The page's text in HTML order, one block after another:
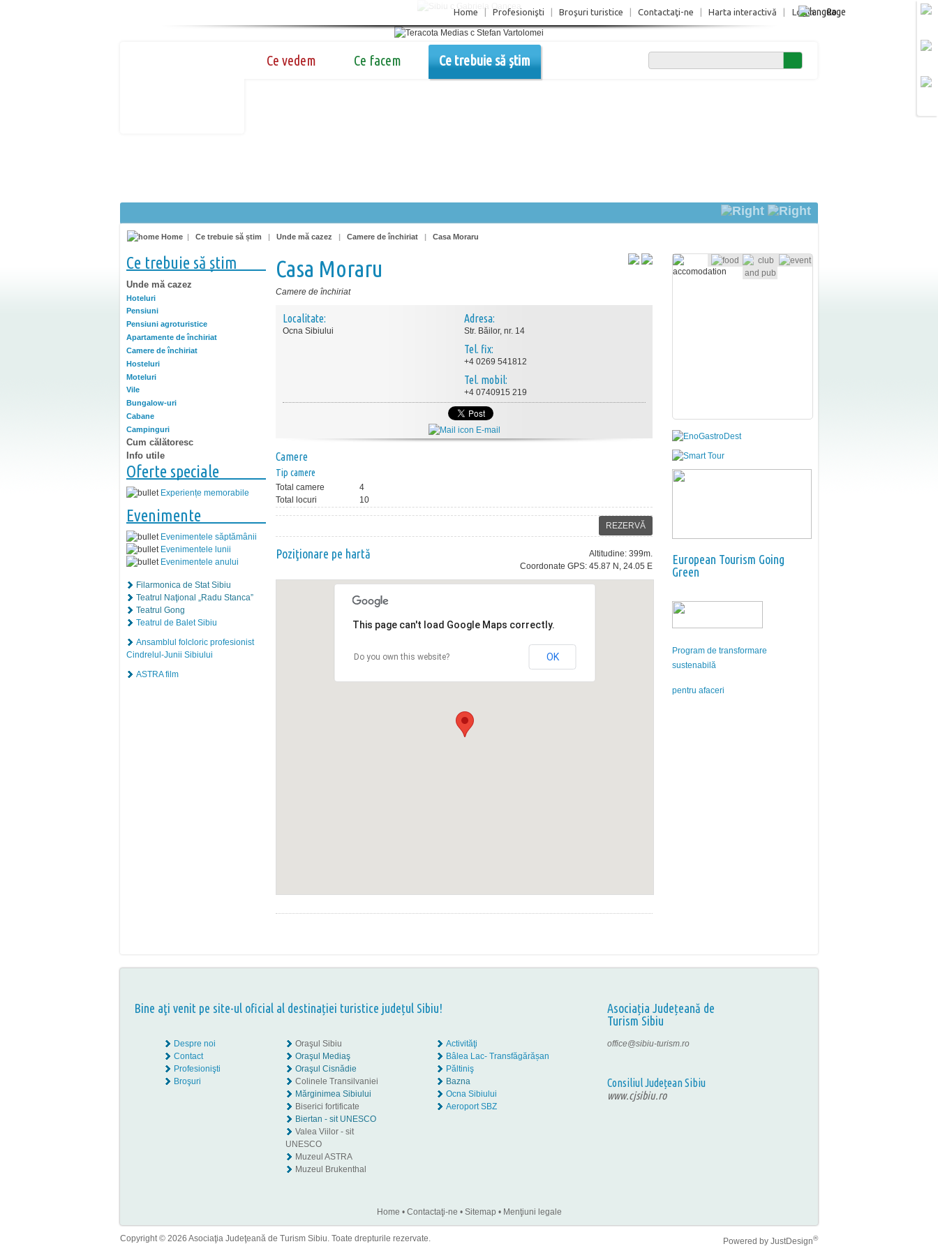
Login Ro
Home Profesionişti Broşuri turistice Contactaţi-ne Harta interactivă
Ce vedem Ce facem Ce trebuie să știm
Home | Ce trebuie să știm | Unde mă cazez | Camere de închiriat | Casa Moraru
Ce trebuie să știm
Unde mă cazez
Hoteluri
Pensiuni
Pensiuni agroturistice
Apartamente de închiriat
Camere de închiriat
Hosteluri
Moteluri
Vile
Bungalow-uri
Cabane
Campinguri
Cum călătoresc
Info utile
Oferte speciale
Experiențe memorabile
Evenimente
Evenimentele săptămânii
Evenimentele lunii
Evenimentele anului
Filarmonica de Stat Sibiu
Teatrul Naţional „Radu Stanca”
Teatrul Gong
Teatrul de Balet Sibiu
Ansamblul folcloric profesionist
Cindrelul-Junii Sibiului
ASTRA film
Casa Moraru
Camere de închiriat
Localitate:
Ocna Sibiului
Adresa:
Str. Băilor, nr. 14
Tel. fix:
+4 0269 541812
Tel. mobil:
+4 0740915 219
E-mail
Camere
Tip camere
Total camere
4
Total locuri
10
REZERVĂ
Altitudine: 399m.
Coordonate GPS: 45.87 N, 24.05 E
Poziţionare pe hartă
This page can't load Google Maps correctly.
Do you own this website? OK
European Tourism Going
Green
Program de transformare
sustenabilă
pentru afaceri
Bine aţi venit pe site-ul oficial al destinației turistice județul Sibiu!
Asociația Județeană de
Turism Sibiu
Despre noi
Contact
Profesionişti
Broşuri
Oraşul Sibiu
Oraşul Mediaş
Oraşul Cisnădie
Colinele Transilvaniei
Mărginimea Sibiului
Biserici fortificate
Biertan - sit UNESCO
Valea Viilor - sit
UNESCO
Muzeul ASTRA
Muzeul Brukenthal
Activităţi
Bâlea Lac- Transfăgărășan
Păltiniş
Bazna
Ocna Sibiului
Aeroport SBZ
office@sibiu-turism.ro
Consiliul Județean Sibiu
www.cjsibiu.ro
Home • Contactaţi-ne • Sitemap • Menţiuni legale
Copyright © 2026 Asociaţia Judeţeană de Turism Sibiu. Toate drepturile rezervate. Powered by JustDesign®